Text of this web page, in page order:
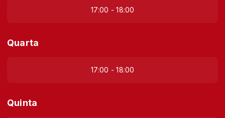
17:00 - 18:00
Quarta
17:00 - 18:00
Quinta